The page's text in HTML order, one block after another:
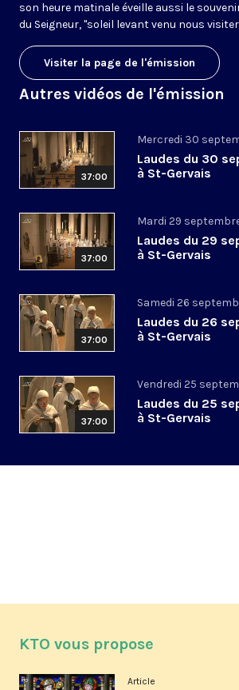
son heure matinale éveille aussi le
du Seigneur, "soleil levant venu nous
Visiter la page de l'émission
Autres vidéos de l'émission
37:00
Mercredi 30
Laudes du 30
à St-Gervais
37:00
Mardi 29
Laudes du 29
à St-Gervais
37:00
Samedi 26
Laudes du 26
à St-Gervais
37:00
Vendredi 25
Laudes du 25
à St-Gervais
KTO vous propose
Article